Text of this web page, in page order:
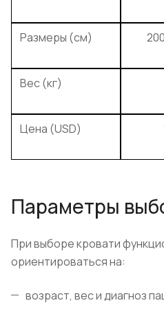
Размеры (см)
Вес (кг)
Цена (USD)
Параметры
При выборе кровати
ориентироваться на:
возраст, вес и диагноз